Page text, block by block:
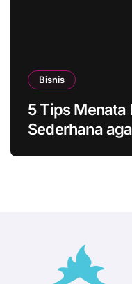
Bisnis
5 Tips Menata
Sederhana